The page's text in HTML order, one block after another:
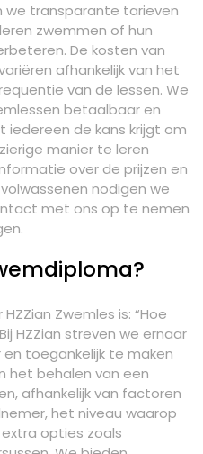
we transparante tarieven
zwemmen of hun
De kosten van
afhankelijk van het
van de lessen. We
betaalbaar en
iedereen de kans krijgt om
manier te leren
over de prijzen en
nodigen we
met ons op te nemen
Zwemles is: “Hoe
HZZian streven we ernaar
toegankelijk te maken
het behalen van een
afhankelijk van factoren
het niveau waarop
opties zoals